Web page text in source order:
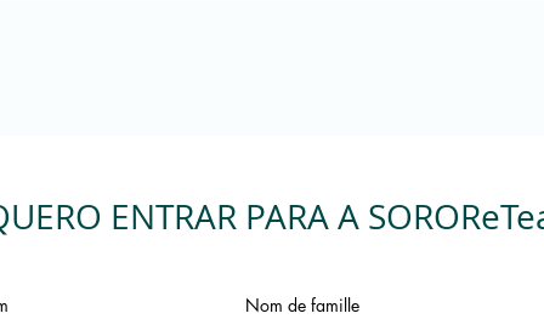
ENTRAR PARA A
Nom de famille